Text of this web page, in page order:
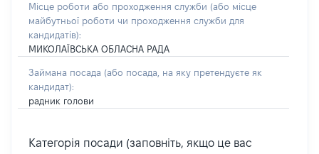
Місце роботи або проходження служби (або місце
майбутньої роботи чи проходження служби для
кандидатів):
МИКОЛАЇВСЬКА ОБЛАСНА РАДА
Займана посада (або посада, на яку претендуєте як
кандидат):
радник голови
Категорія посади (заповніть, якщо це вас